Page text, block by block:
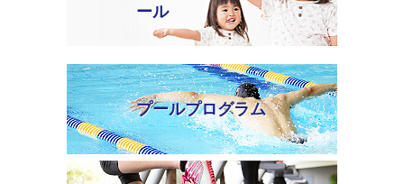
ール
プールプログラム